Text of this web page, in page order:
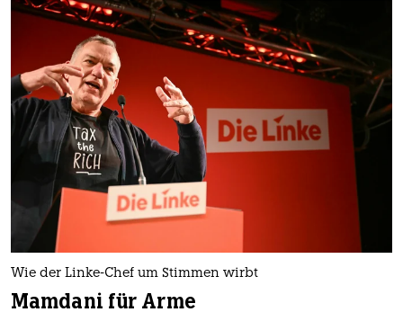
Wie der Linke-Chef um Stimmen wirbt
Mamdani für Arme